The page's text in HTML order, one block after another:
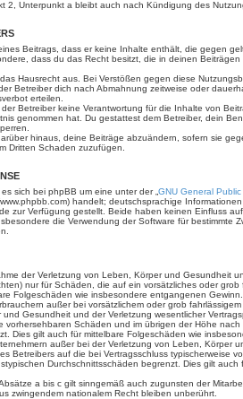
2, Unterpunkt a bleibt auch nach Kündigung des
Beitrags, dass er keine Inhalte enthält, die gegen
dass du das Recht besitzt, die in deinen
Hausrecht aus. Bei Verstößen gegen diese
Betreiber dich nach Abmahnung zeitweise oder
erteilen.
Betreiber keine Verantwortung für die Inhalte von
genommen hat. Du gestattest dem Betreiber, dein
hinaus, deine Beiträge abzuändern, sofern sie
Dritten Schaden zuzufügen.
sich bei phpBB um eine unter der „ GNU General
handelt; deutschsprachige
zur Verfügung gestellt. Beide haben keinen Einfluss
die Verwendung der Software für bestimmte
der Verletzung von Leben, Körper und Gesundheit
nur für Schäden, die auf ein vorsätzliches oder
Folgeschäden wie insbesondere entgangenen Gewinn.
außer bei vorsätzlichem oder grob
Gesundheit und der Verletzung wesentlicher
vorhersehbaren Schäden und im übrigen der Höhe
Dies gilt auch für mittelbare Folgeschäden wie
außer bei der Verletzung von Leben, Körper
Betreibers auf die bei Vertragsschluss typischerweise
Durchschnittsschäden begrenzt. Dies gilt
a bis c gilt sinngemäß auch zugunsten der
zwingendem nationalem Recht bleiben unberührt.